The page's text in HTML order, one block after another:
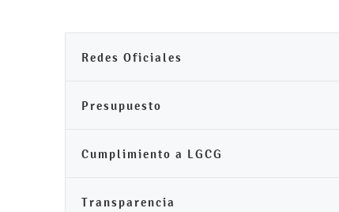
Redes Oficiales
Presupuesto
Cumplimiento a LGCG
Transparencia